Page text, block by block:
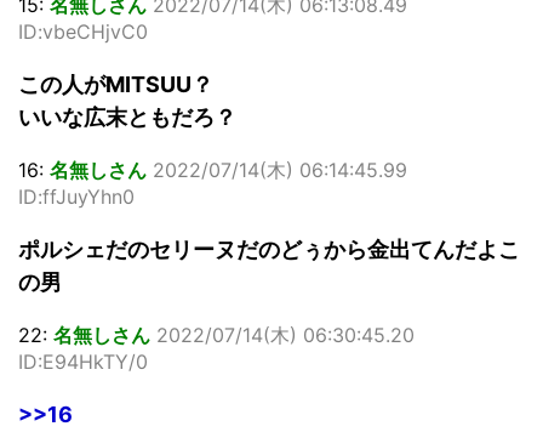
ID:vbeCHjvC0
この人がMITSUU？
いいな広末ともだろ？
16: 名無しさん 2022/07/14(木) 06:14:45.99
ID:ffJuyYhn0
ポルシェだのセリーヌだのどぅから金出てんだよこ
の男
22: 名無しさん 2022/07/14(木) 06:30:45.20
ID:E94HkTY/0
>>16